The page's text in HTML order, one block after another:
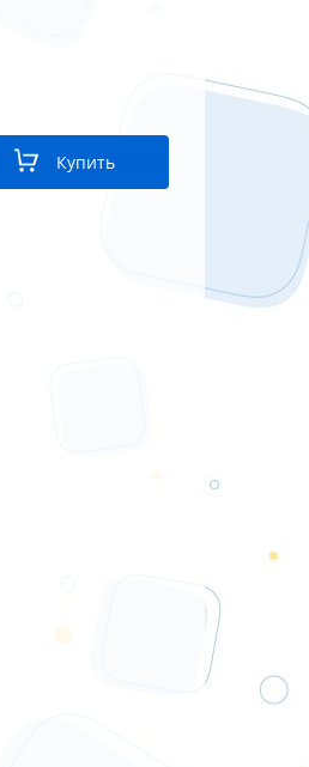
Купить